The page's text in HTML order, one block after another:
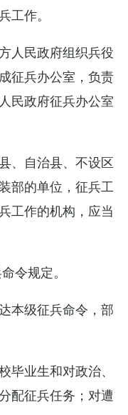
作。
人民政府组织兵役
征兵办公室，负责
民政府征兵办公室
、自治县、不设区
部的单位，征兵工
工作的机构，应当
令规定。
本级征兵命令，部
业生和对政治、
配征兵任务；对遭